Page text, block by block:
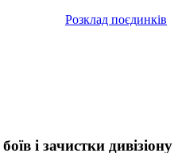
Розклад поєдинків
і зачистки дивізіону